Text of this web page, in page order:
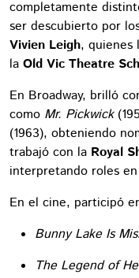
completamente
ser descubierto por
Vivien Leigh, quienes
la Old Vic Theatre
En Broadway, brilló
como Mr. Pickwick
(1963), obteniendo
trabajó con la Royal
interpretando roles
En el cine, participó
Bunny Lake Is
The Legend of